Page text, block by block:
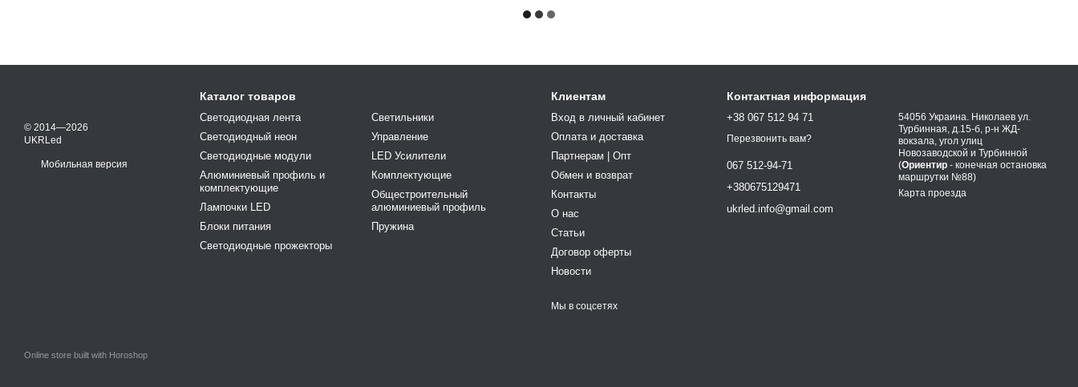
© 2014—2026
UKRLed
Мобильная версия
Online store built with Horoshop
Каталог товаров
Светодиодная лента
Светодиодный неон
Светодиодные модули
Алюминиевый профиль и
комплектующие
Лампочки LED
Блоки питания
Светодиодные прожекторы
Светильники
Управление
LED Усилители
Комплектующие
Общестроительный
алюминиевый профиль
Пружина
Клиентам
Вход в личный кабинет
Оплата и доставка
Партнерам | Опт
Обмен и возврат
Контакты
О нас
Статьи
Договор оферты
Новости
Мы в соцсетях
Контактная информация
+38 067 512 94 71
Перезвонить вам?
067 512-94-71
+380675129471
ukrled.info@gmail.com
54056 Украина. Николаев ул.
Турбинная, д.15-б, р-н ЖД-
вокзала, угол улиц
Новозаводской и Турбинной
(Ориентир - конечная остановка
маршрутки №88)
Карта проезда